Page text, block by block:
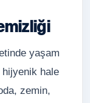
yaşam
hijyenik hale
zemin,